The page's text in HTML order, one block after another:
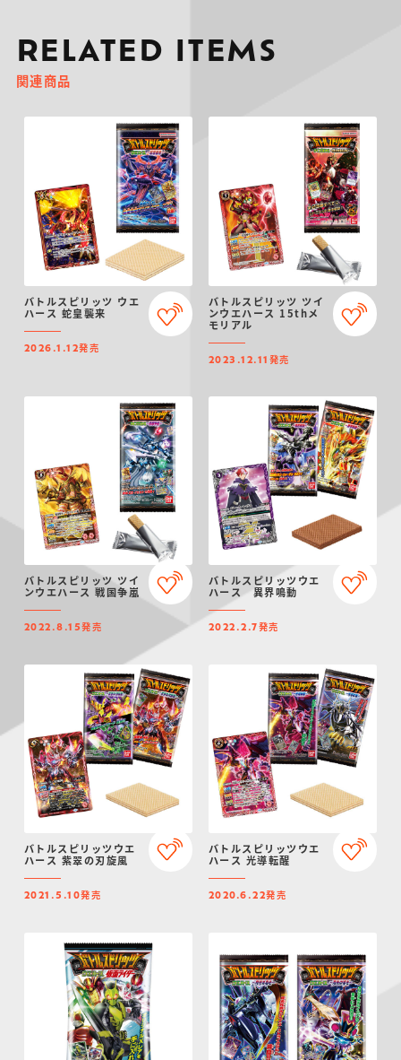
RELATED ITEMS
関連商品
バトルスピリッツ ウエ
ハース 蛇皇襲来
2026.1.12発売
バトルスピリッツ ツイ
ンウエハース 15thメ
モリアル
2023.12.11 発売
バトルスピリッツ ツイ
ンウエハース 戦国争嵐
2022.8.15発売
バトルスピリッツウエ
ハース 異界鳴動
2022.2.7発売
バトルスピリッツウエ
ハース 紫翠の刃旋風
2021.5.10発売
バトルスピリッツウエ
ハース 光導転醒
2020.6.22発売